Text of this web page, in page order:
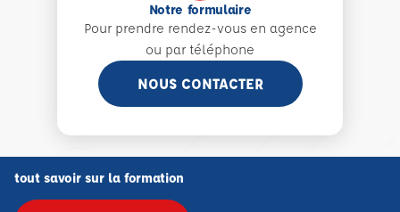
Notre formulaire
Pour prendre rendez-vous en agence
ou par téléphone
NOUS CONTACTER
tout savoir sur la formation